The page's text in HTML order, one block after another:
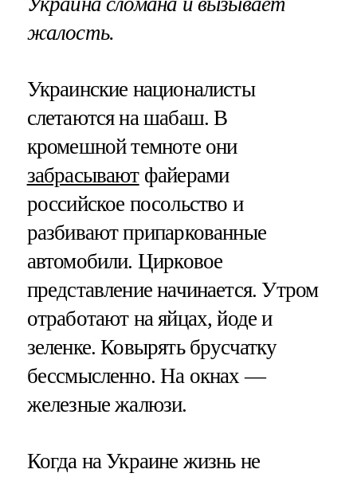
жалость.
Украинские националисты
слетаются на шабаш. В
кромешной темноте они
забрасываютфайерами
российское посольство и
разбивают припаркованные
автомобили. Цирковое
представление начинается. Утром
отработают на яйцах, йоде и
зеленке. Ковырять брусчатку
бессмысленно. На окнах —
железные жалюзи.
Когда на Украине жизнь не